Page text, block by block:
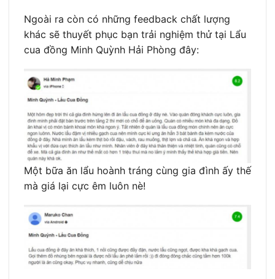
Ngoài ra còn có những feedback chất lượng
khác sẽ thuyết phục bạn trải nghiệm thử tại Lẩu
cua đồng Minh Quỳnh Hải Phòng đây:
Một bữa ăn lẩu hoành tráng cùng gia đình ấy thế
mà giá lại cực êm luôn nè!